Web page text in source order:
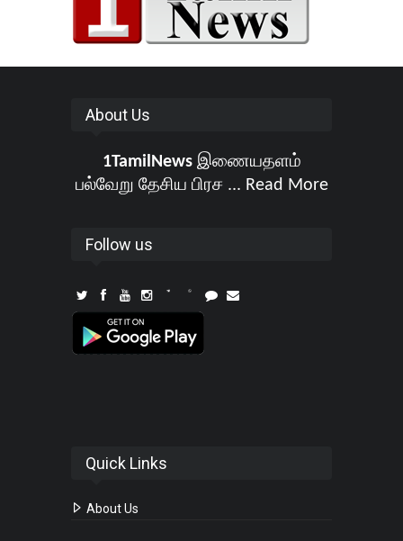
About Us
1TamilNewsஇணையதளம்
பல்வேறு தேசிய பிரச ... Read More
Follow us
Quick Links
About Us